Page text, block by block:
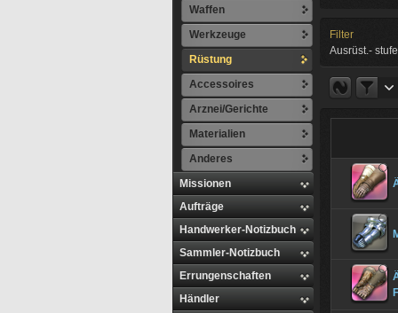
Waffen
Werkzeuge
Rüstung
Accessoires
Arznei/Gerichte
Materialien
Anderes
Missionen
Aufträge
Handwerker-Notizbuch
Sammler-Notizbuch
Errungenschaften
Händler
Filter
Ausrüst.-